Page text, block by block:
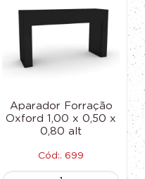
Aparador Forração
Oxford 1,00 x 0,50 x
0,80 alt
Cód:. 699